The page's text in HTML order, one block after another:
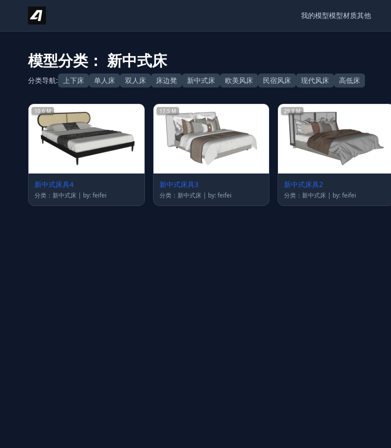
Skip to content
我的模型模型材质其他
模型分类： 新中式床
分类导航: 上下床 单人床 双人床 床边凳 新中式床 欧美风床 民宿风床 现代风床 高低床
10.6 M
新中式床具4
分类：新中式床 | by: feifei
17.5 M
新中式床具3
分类：新中式床 | by: feifei
29.8 M
新中式床具2
分类：新中式床 | by: feifei